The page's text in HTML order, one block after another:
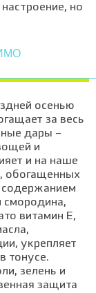
но
осенью
за весь
дары –
и
и на наше
обогащенных
смородина,
витамин Е,
укрепляет
тонусе.
зелень и
защита